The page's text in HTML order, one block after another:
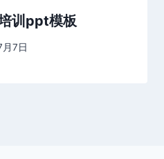
训ppt模板
7日